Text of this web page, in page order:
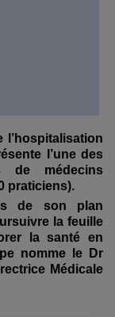
l’hospitalisation
l’une des
de médecins
praticiens).
de son plan
la feuille
la santé en
nomme le Dr
Médicale